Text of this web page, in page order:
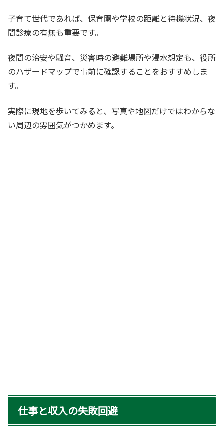
子育て世代であれば、保育園や学校の距離と待機状況、夜
間診療の有無も重要です。
夜間の治安や騒音、災害時の避難場所や浸水想定も、役所
のハザードマップで事前に確認することをおすすめしま
す。
実際に現地を歩いてみると、写真や地図だけではわからな
い周辺の雰囲気がつかめます。
仕事と収入の失敗回避